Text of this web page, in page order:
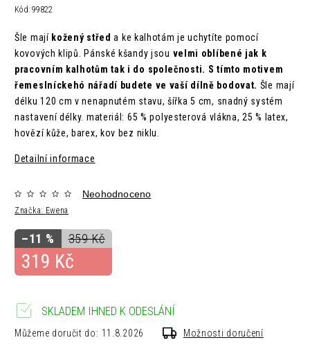
Kód: 99822
Šle mají kožený střed a ke kalhotám je uchytíte pomocí
kovových klipů. Pánské kšandy jsou velmi oblíbené jak k
pracovním kalhotům tak i do společnosti. S tímto motivem
řemeslníckehó nářadí budete ve vaší dílně bodovat. Šle mají
délku 120 cm v nenapnutém stavu, šířka 5 cm, snadný systém
nastavení délky. materiál: 65 % polyesterová vlákna, 25 % latex,
hovězí kůže, barex, kov bez niklu.
Detailní informace
Značka: Ewena
Neohodnoceno
359 Kč
–11 %
319 Kč
SKLADEM IHNED K ODESLÁNÍ
Můžeme doručit do: 11.8.2026 Možnosti doručení